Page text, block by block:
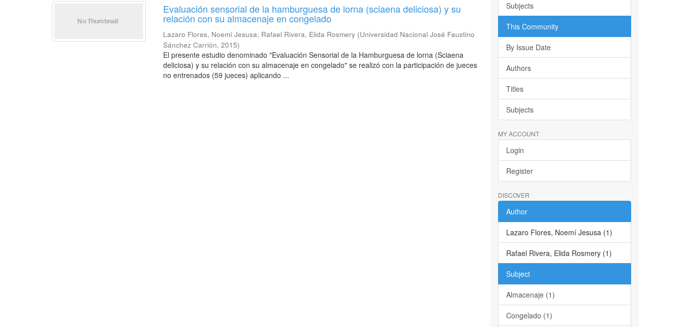
Evaluación sensorial de la hamburguesa de lorna (sciaena deliciosa) y su
relación con su almacenaje en congelado
Lazaro Flores, Noemí Jesusa; Rafael Rivera, Elida Rosmery (Universidad Nacional José Faustino
Sánchez Carrión,2015)
El presente estudio denominado "Evaluación Sensorial de la Hamburguesa de lorna (Sciaena
deliciosa) y su relación con su almacenaje en congelado" se realizó con la participación de jueces
no entrenados (59 jueces) aplicando ...
Subjects
This Community
By Issue Date
Authors
Titles
Subjects
MY ACCOUNT
Login
Register
DISCOVER
Author
Lazaro Flores, Noemí Jesusa (1)
Rafael Rivera, Elida Rosmery (1)
Subject
Almacenaje (1)
Congelado (1)